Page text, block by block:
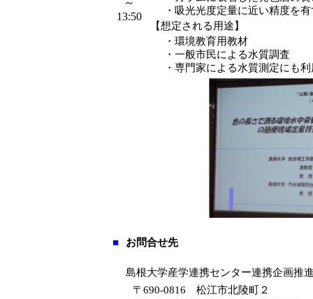
～
13:50
・ 吸光光度定量に近い精度を
【想定される用途】
・ 環境教育用教材
・ 一般市民による水質調査
・ 専門家による水質測定にも
■ お問合せ先
島根大学産学連携センター連携企画推
〒690-0816 松江市北陵町２